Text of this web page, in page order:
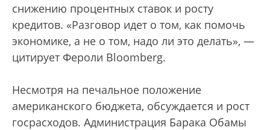
снижению процентных ставок и росту
кредитов. «Разговор идет о том, как помочь
экономике, а не о том, надо ли это делать», —
цитирует Фероли Bloomberg.
Несмотря на печальное положение
американского бюджета, обсуждается и рост
госрасходов. Администрация Барака Обамы